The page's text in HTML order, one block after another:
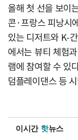
올해 첫 선을 보이
콘·프랑스 피낭시
있는 디저트와 K-
에서는 뷰티 체험
램에 참여할 수 있
덤플레이댄스 등
이시간 핫뉴스